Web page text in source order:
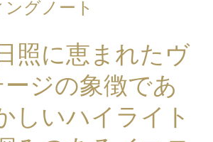
グノート
照に恵まれたヴ
ージの象徴であ
しいハイライト